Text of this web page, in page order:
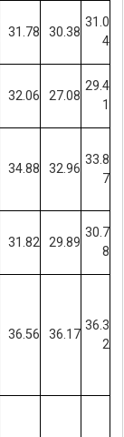
31.78 30.38
31.0
4
32.06 27.08
29.4
1
34.88 32.96
33.8
7
31.82 29.89
30.7
8
36.56 36.17
36.3
2